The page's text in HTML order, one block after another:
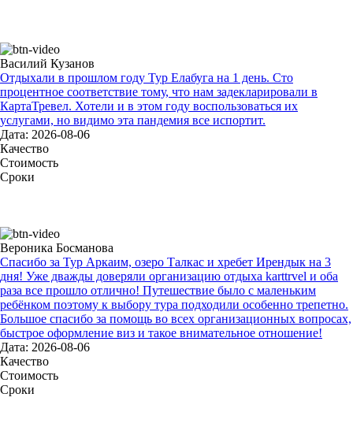
Василий Кузанов
Отдыхали в прошлом году Тур Елабуга на 1 день. Сто
процентное соответствие тому, что нам задекларировали в
КартаТревел. Хотели и в этом году воспользоваться их
услугами, но видимо эта пандемия все испортит.
Дата: 2026-08-06
Качество
Стоимость
Сроки
Вероника Босманова
Спасибо за Тур Аркаим, озеро Талкас и хребет Ирендык на 3
дня! Уже дважды доверяли организацию отдыха karttrvel и оба
раза все прошло отлично! Путешествие было с маленьким
ребёнком поэтому к выбору тура подходили особенно трепетно.
Большое спасибо за помощь во всех организационных вопросах,
быстрое оформление виз и такое внимательное отношение!
Дата: 2026-08-06
Качество
Стоимость
Сроки